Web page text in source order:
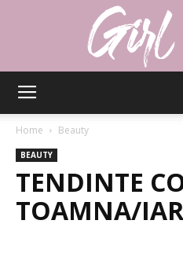
Home Beauty
BEAUTY
TENDINTE
TOAMNA/